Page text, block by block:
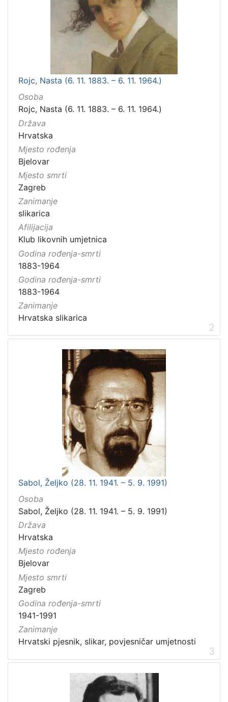
Rojc, Nasta (6. 11. 1883. – 6. 11. 1964.)
Osoba
Rojc, Nasta (6. 11. 1883. – 6. 11. 1964.)
Država
Hrvatska
Mjesto rođenja
Bjelovar
Mjesto smrti
Zagreb
Zanimanje
slikarica
Afilijacija
Klub likovnih umjetnica
Godina rođenja-smrti
1883-1964
Godina rođenja-smrti
1883-1964
Zanimanje
Hrvatska slikarica
2
Sabol, Željko (28. 11. 1941. – 5. 9. 1991)
Osoba
Sabol, Željko (28. 11. 1941. – 5. 9. 1991)
Država
Hrvatska
Mjesto rođenja
Bjelovar
Mjesto smrti
Zagreb
Godina rođenja-smrti
1941-1991
Zanimanje
Hrvatski pjesnik, slikar, povjesničar umjetnosti
3